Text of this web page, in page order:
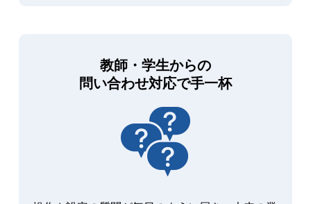
教師・学生からの
問い合わせ対応で手一杯